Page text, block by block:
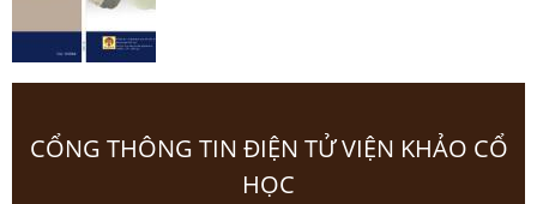
CỔNG THÔNG TIN ĐIỆN TỬ VIỆN KHẢO CỔ
HỌC